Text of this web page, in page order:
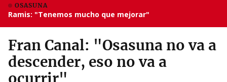
OSASUNA
Ramis: "Tenemos mucho que mejorar"
Fran Canal: "Osasuna no va a
descender, eso no va a